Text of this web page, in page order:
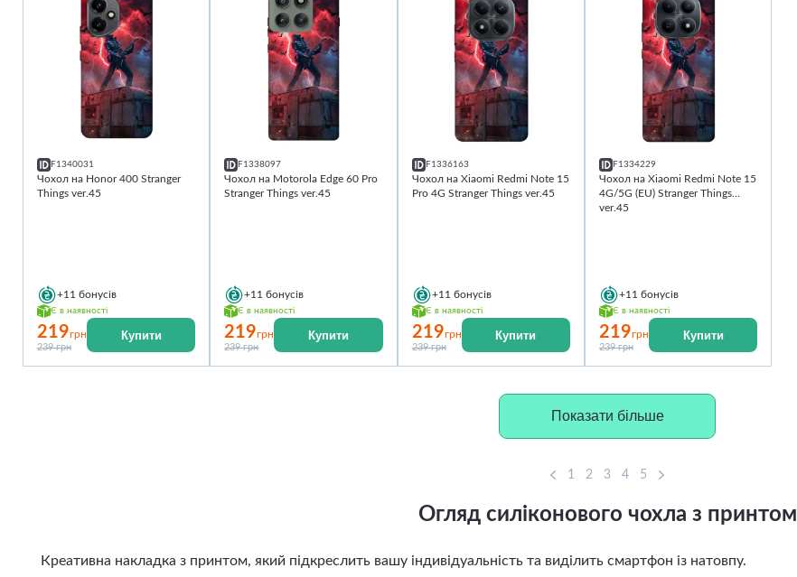
F1340031
Чохол на Honor 400 Stranger
Things ver.45
+11 бонусів
Є в наявності
219грн
239 грн
Купити
F1338097
Чохол на Motorola Edge 60 Pro
Stranger Things ver.45
+11 бонусів
Є в наявності
219грн
239 грн
Купити
F1336163
Чохол на Xiaomi Redmi Note 15
Pro 4G Stranger Things ver.45
+11 бонусів
Є в наявності
219грн
239 грн
Купити
F1334229
Чохол на Xiaomi Redmi Note 15
4G/5G (EU) Stranger Things
ver.45
+11 бонусів
Є в наявності
219грн
239 грн
Купити
Показати більше
1 2 3 4 5
Огляд силіконового чохла з принтом
Креативна накладка з принтом, який підкреслить вашу індивідуальність та виділить смартфон із натовпу.